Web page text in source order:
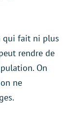
qui fait ni plus
rendre de
On
ne